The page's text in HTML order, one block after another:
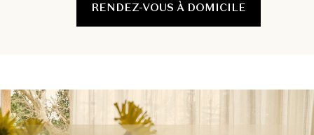
RENDEZ-VOUS À DOMICILE